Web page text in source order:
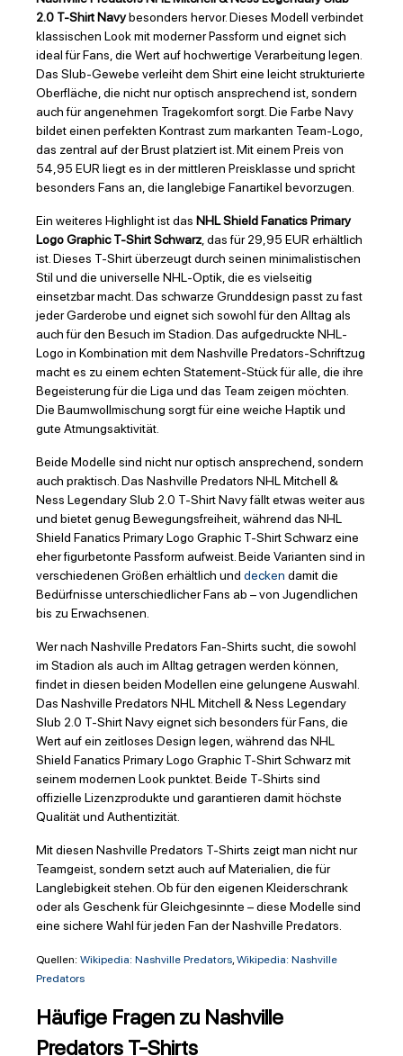
2.0 T-Shirt Navybesonders hervor. Dieses Modell verbindet
klassischen Look mit moderner Passform und eignet sich
ideal für Fans, die Wert auf hochwertige Verarbeitung legen.
Das Slub-Gewebe verleiht dem Shirt eine leicht strukturierte
Oberfläche, die nicht nur optisch ansprechend ist, sondern
auch für angenehmen Tragekomfort sorgt. Die Farbe Navy
bildet einen perfekten Kontrast zum markanten Team-Logo,
das zentral auf der Brust platziert ist. Mit einem Preis von
54,95 EUR liegt es in der mittleren Preisklasse und spricht
besonders Fans an, die langlebige Fanartikel bevorzugen.
Ein weiteres Highlight ist das NHL Shield Fanatics Primary
Logo Graphic T-Shirt Schwarz, das für 29,95 EUR erhältlich
ist. Dieses T-Shirt überzeugt durch seinen minimalistischen
Stil und die universelle NHL-Optik, die es vielseitig
einsetzbar macht. Das schwarze Grunddesign passt zu fast
jeder Garderobe und eignet sich sowohl für den Alltag als
auch für den Besuch im Stadion. Das aufgedruckte NHL-
Logo in Kombination mit dem Nashville Predators-Schriftzug
macht es zu einem echten Statement-Stück für alle, die ihre
Begeisterung für die Liga und das Team zeigen möchten.
Die Baumwollmischung sorgt für eine weiche Haptik und
gute Atmungsaktivität.
Beide Modelle sind nicht nur optisch ansprechend, sondern
auch praktisch. Das Nashville Predators NHL Mitchell &
Ness Legendary Slub 2.0 T-Shirt Navy fällt etwas weiter aus
und bietet genug Bewegungsfreiheit, während das NHL
Shield Fanatics Primary Logo Graphic T-Shirt Schwarz eine
eher figurbetonte Passform aufweist. Beide Varianten sind in
verschiedenen Größen erhältlich und decken damit die
Bedürfnisse unterschiedlicher Fans ab – von Jugendlichen
bis zu Erwachsenen.
Wer nach Nashville Predators Fan-Shirts sucht, die sowohl
im Stadion als auch im Alltag getragen werden können,
findet in diesen beiden Modellen eine gelungene Auswahl.
Das Nashville Predators NHL Mitchell & Ness Legendary
Slub 2.0 T-Shirt Navy eignet sich besonders für Fans, die
Wert auf ein zeitloses Design legen, während das NHL
Shield Fanatics Primary Logo Graphic T-Shirt Schwarz mit
seinem modernen Look punktet. Beide T-Shirts sind
offizielle Lizenzprodukte und garantieren damit höchste
Qualität und Authentizität.
Mit diesen Nashville Predators T-Shirts zeigt man nicht nur
Teamgeist, sondern setzt auch auf Materialien, die für
Langlebigkeit stehen. Ob für den eigenen Kleiderschrank
oder als Geschenk für Gleichgesinnte – diese Modelle sind
eine sichere Wahl für jeden Fan der Nashville Predators.
Quellen: Wikipedia: Nashville Predators, Wikipedia: Nashville
Predators
Häufige Fragen zu Nashville
Predators T-Shirts